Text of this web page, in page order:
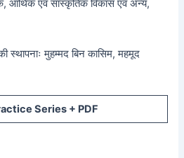
आर्थिक एवं सांस्कृतिक विकास एवं अन्य,
स्थापनाः मुहम्मद बिन कासिम, महमूद
Series + PDF